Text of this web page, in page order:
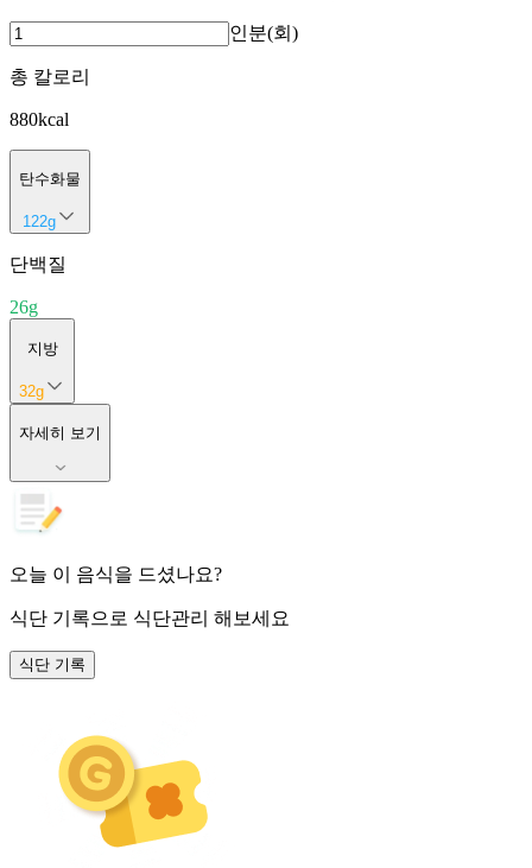
인분(회)
총 칼로리
880kcal
탄수화물
122g
단백질
26g
지방
32g
자세히 보기
오늘 이 음식을 드셨나요?
식단 기록으로 식단관리 해보세요
식단 기록